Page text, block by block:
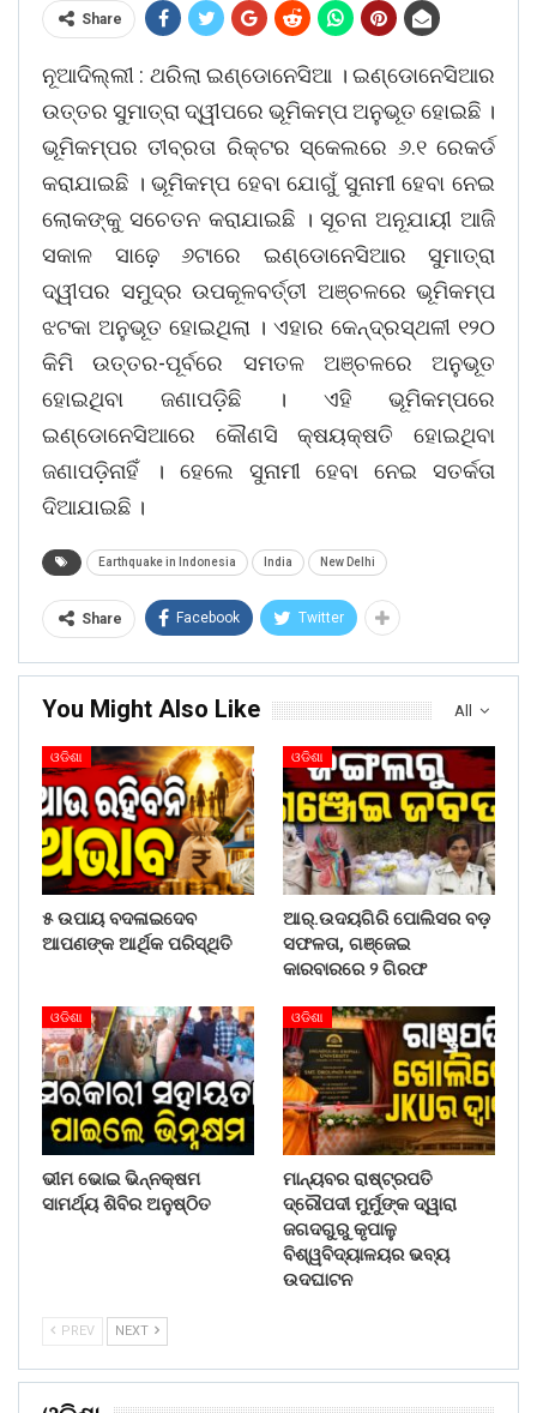
Share
ନୂଆଦିଲ୍ଲୀ : ଥରିଲା ଇଣ୍ଡୋନେସିଆ । ଇଣ୍ଡୋନେସିଆର
ଉତ୍ତର ସୁମାତ୍ରା ଦ୍ୱୀପରେ ଭୂମିକମ୍ପ ଅନୁଭୂତ ହୋଇଛି ।
ଭୂମିକମ୍ପର ତୀବ୍ରତା ରିକ୍ଟର ସ୍କେଲରେ ୬.୧ ରେକର୍ଡ
କରାଯାଇଛି । ଭୂମିକମ୍ପ ହେବା ଯୋଗୁଁ ସୁନାମୀ ହେବା ନେଇ
ଲୋକଙ୍କୁ ସଚେତନ କରାଯାଇଛି । ସୂଚନା ଅନୂଯାୟୀ ଆଜି
ସକାଳ ସାଢ଼େ ୬ଟାରେ ଇଣ୍ଡୋନେସିଆର ସୁମାତ୍ରା
ଦ୍ୱୀପର ସମୁଦ୍ର ଉପକୂଳବର୍ତ୍ତୀ ଅଞ୍ଚଳରେ ଭୂମିକମ୍ପ
ଝଟକା ଅନୁଭୂତ ହୋଇଥିଲା । ଏହାର କେନ୍ଦ୍ରସ୍ଥଳୀ ୧୨୦
କିମି ଉତ୍ତର-ପୂର୍ବରେ ସମତଳ ଅଞ୍ଚଳରେ ଅନୁଭୂତ
ହୋଇଥିବା ଜଣାପଡ଼ିଛି । ଏହି ଭୂମିକମ୍ପରେ
ଇଣ୍ଡୋନେସିଆରେ କୌଣସି କ୍ଷୟକ୍ଷତି ହୋଇଥିବା
ଜଣାପଡ଼ିନାହିଁ । ହେଲେ ସୁନାମୀ ହେବା ନେଇ ସତର୍କତା
ଦିଆଯାଇଛି ।
Earthquake in Indonesia India New Delhi
Share Facebook Twitter
All
You Might Also Like
ଓଡିଶା
୫ ଉପାୟ ବଦଳାଇଦେବ
ଆପଣଙ୍କ ଆର୍ଥିକ ପରିସ୍ଥିତି
ଓଡିଶା
ଆର୍.ଉଦୟଗିରି ପୋଲିସର ବଡ଼
ସଫଳତା, ଗଞ୍ଜେଇ
କାରବାରରେ ୨ ଗିରଫ
ଓଡିଶା
ଭୀମ ଭୋଇ ଭିନ୍ନକ୍ଷମ
ସାମର୍ଥ୍ୟ ଶିବିର ଅନୁଷ୍ଠିତ
ଓଡିଶା
ମାନ୍ୟବର ରାଷ୍ଟ୍ରପତି
ଦ୍ରୌପଦୀ ମୁର୍ମୁଙ୍କ ଦ୍ୱାରା
ଜଗଦଗୁରୁ କୃପାଳୁ
ବିଶ୍ୱବିଦ୍ୟାଳୟର ଭବ୍ୟ
ଉଦଘାଟନ
PREV NEXT